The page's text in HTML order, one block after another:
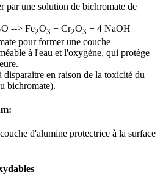
par une solution de bichromate de
O --> Fe2O3 + Cr2O3 + 4 NaOH
pour former une couche
à l'eau et l'oxygène, qui protège
disparaitre en raison de la toxicité du
bichromate).
d'alumine protectrice à la surface